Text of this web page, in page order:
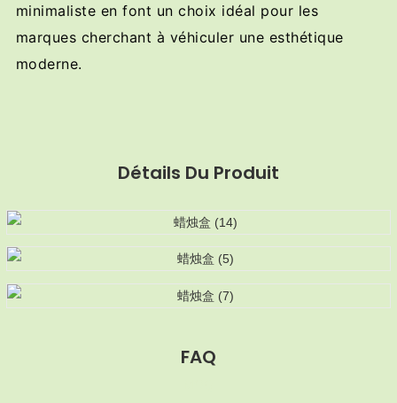
minimaliste en font un choix idéal pour les
marques cherchant à véhiculer une esthétique
moderne.
Détails Du Produit
FAQ